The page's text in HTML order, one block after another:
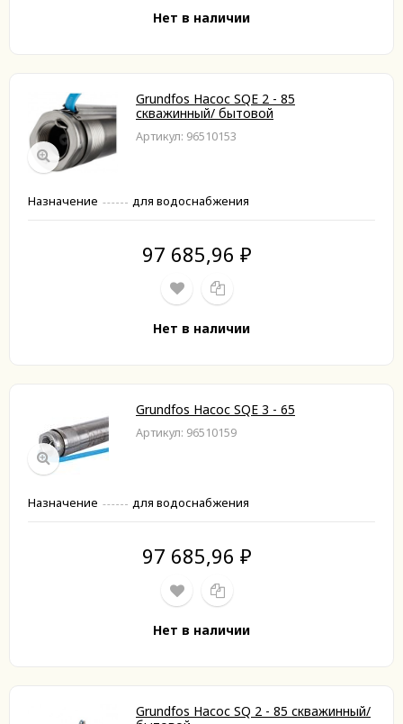
Нет в наличии
Grundfos Насос SQE 2 - 85
скважинный/ бытовой
Артикул: 96510153
Назначение для водоснабжения
97 685,96 ₽
Нет в наличии
Grundfos Насос SQE 3 - 65
Артикул: 96510159
Назначение для водоснабжения
97 685,96 ₽
Нет в наличии
Grundfos Насос SQ 2 - 85 скважинный/